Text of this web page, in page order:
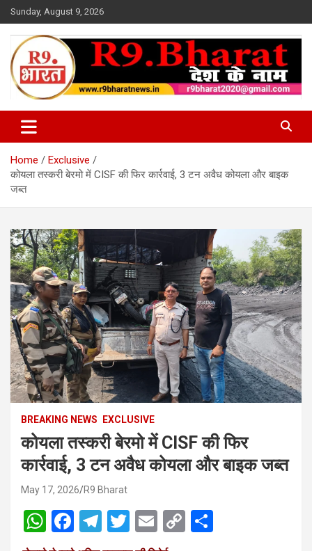
Skip
to
content
Sunday, August 9, 2026
R9 Bharat News
Home
Exclusive
कोयला तस्करी बेरमो में CISF की फिर कार्रवाई, 3 टन अवैध कोयला और बाइक
जब्त
BREAKING NEWS EXCLUSIVE
कोयला तस्करी बेरमो में CISF की फिर
कार्रवाई, 3 टन अवैध कोयला और बाइक जब्त
May 17, 2026 R9 Bharat
W
h
F
a
T
el
T
wi
E
m
C